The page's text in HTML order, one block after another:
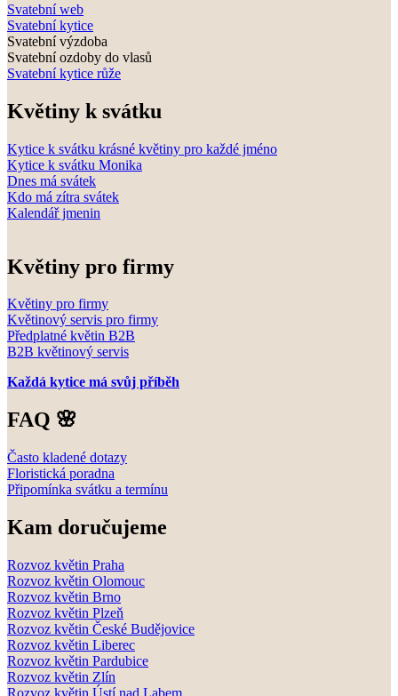
Svatební web
Svatební kytice
Svatební výzdoba
Svatební ozdoby do vlasů
Svatební kytice růže
Květiny k svátku
Kytice k svátku krásné květiny pro každé jméno
Kytice k svátku Monika
Dnes má svátek
Kdo má zítra svátek
Kalendář jmenin
Květiny pro firmy
Květiny pro firmy
Květinový servis pro firmy
Předplatné květin B2B
B2B květinový servis
Každá kytice má svůj příběh
FAQ 🌸
Často kladené dotazy
Floristická poradna
Připomínka svátku a termínu
Kam doručujeme
Rozvoz květin Praha
Rozvoz květin Olomouc
Rozvoz květin Brno
Rozvoz květin Plzeň
Rozvoz květin České Budějovice
Rozvoz květin Liberec
Rozvoz květin Pardubice
Rozvoz květin Zlín
Rozvoz květin Ústí nad Labem